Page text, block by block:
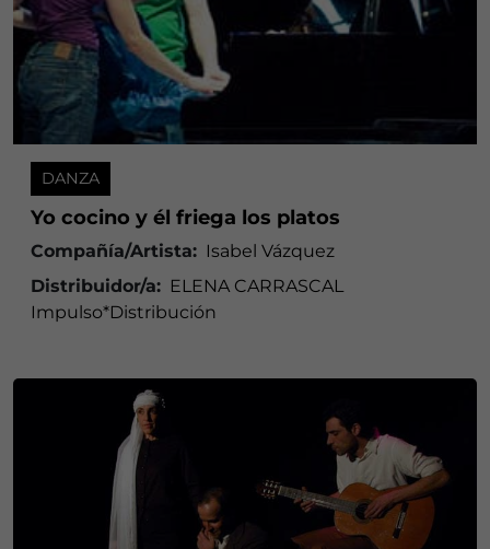
DANZA
Yo cocino y él friega los platos
Compañía/Artista: Isabel Vázquez
Distribuidor/a: ELENA CARRASCAL
Impulso*Distribución